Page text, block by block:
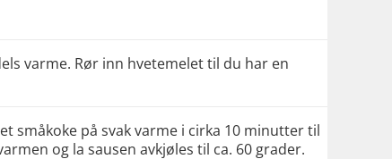
varme. Rør inn hvetemelet til du har en
småkoke på svak varme i cirka 10 minutter til
og la sausen avkjøles til ca. 60 grader.